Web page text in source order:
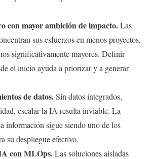
con mayor ambición de impacto.Las
sus esfuerzos en menos proyectos,
significativamente mayores. Definir
el inicio ayuda a priorizar y a generar
de datos.Sin datos integrados,
escalar la IA resulta inviable. La
información sigue siendo uno de los
su despliegue efectivo.
con MLOps.Las soluciones aisladas